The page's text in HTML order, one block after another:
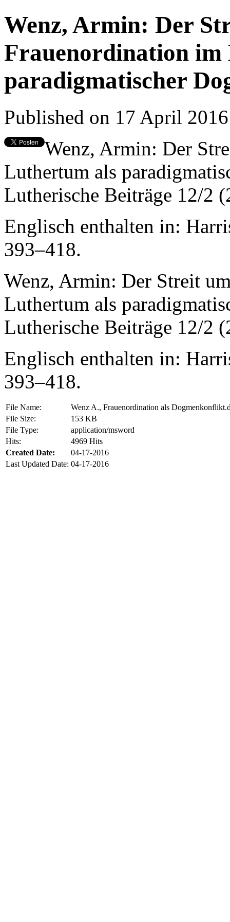
Wenz, Armin: Der
Frauenordination
paradigmatischer
Published on 17 April
Wenz, Armin: Der
Luthertum als
Lutherische Beiträge 12/2
Englisch enthalten in:
393–418.
Wenz, Armin: Der Streit
Luthertum als
Lutherische Beiträge 12/2
Englisch enthalten in:
393–418.
File Name:
Wenz A., Frauenordination als
File Size:
153 KB
File Type:
application/msword
Hits:
4969 Hits
Created Date:
04-17-2016
Last Updated Date: 04-17-2016